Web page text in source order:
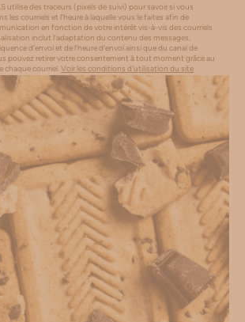
utilise des traceurs (pixels de suivi) pour savoir si vous
les courriels et l’heure à laquelle vous le faites afin de
en fonction de votre intérêt vis-à-vis des courriels
inclut l’adaptation du contenu des messages,
d’envoi et de l’heure d’envoi ainsi que du canal de
pouvez retirer votre consentement à tout moment grâce au
chaque courriel.Voir les conditions d'utilisation du site